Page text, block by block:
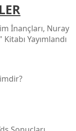
İnançları, Nuray
Yayımlandı